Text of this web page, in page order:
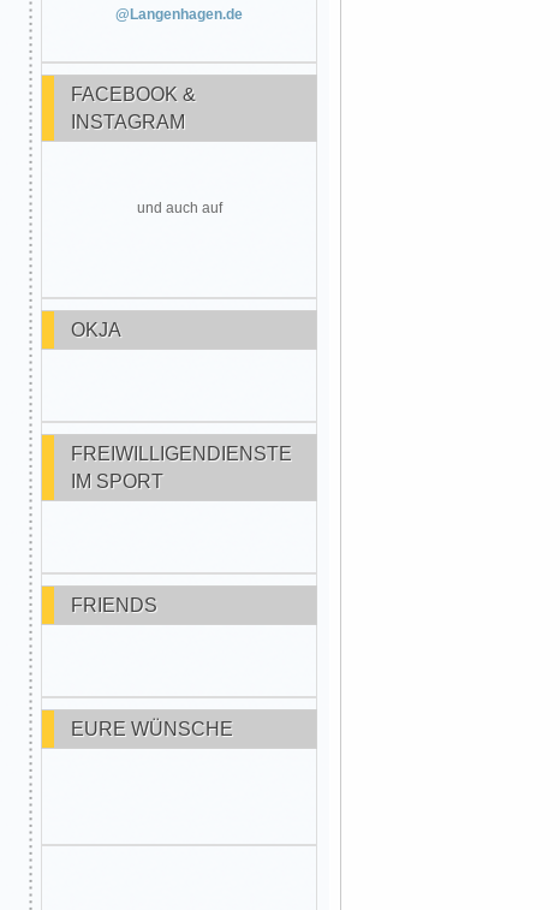
@Langenhagen.de
FACEBOOK &
INSTAGRAM
und auch auf
OKJA
FREIWILLIGENDIENSTE
IM SPORT
FRIENDS
EURE WÜNSCHE